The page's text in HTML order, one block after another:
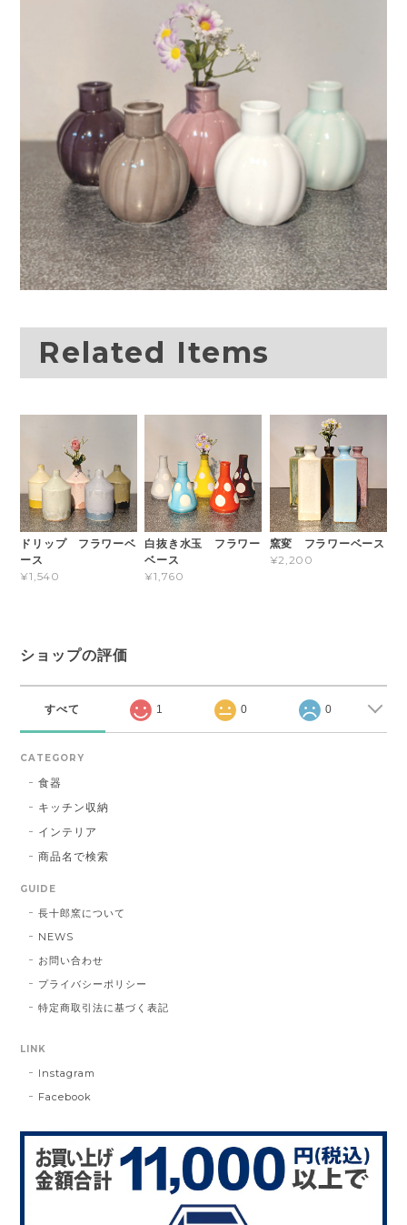
Related Items
ドリップ フラワーベ
ース
¥1,540
白抜き水玉 フラワー
ベース
¥1,760
窯変 フラワーベース
¥2,200
ショップの評価
すべて 1 0 0
CATEGORY
食器
キッチン収納
インテリア
商品名で検索
GUIDE
長十郎窯について
NEWS
お問い合わせ
プライバシーポリシー
特定商取引法に基づく表記
LINK
Instagram
Facebook